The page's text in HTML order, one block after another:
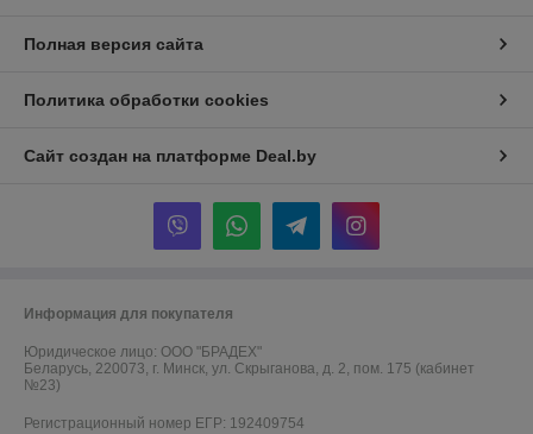
Полная версия сайта
Политика обработки cookies
Сайт создан на платформе Deal.by
Информация для покупателя
Юридическое лицо: ООО "БРАДЕХ"
Беларусь, 220073, г. Минск, ул. Скрыганова, д. 2, пом. 175 (кабинет
№23)
Регистрационный номер ЕГР: 192409754